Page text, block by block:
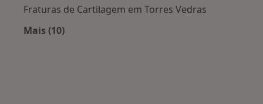
Fraturas de Cartilagem em Torres Vedras
Mais (10)